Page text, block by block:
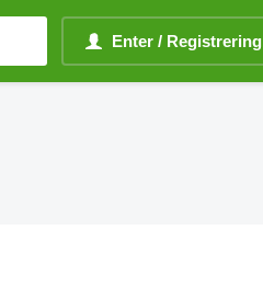
Enter / Registrering